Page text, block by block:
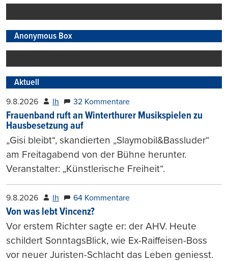
drucken
Anonymous Box
Aktuell
9.8.2026 lh 32 Kommentare
Frauenband ruft an Winterthurer Musikspielen zu
Hausbesetzung auf
„Gisi bleibt“, skandierten „Slaymobil&Bassluder“
am Freitagabend von der Bühne herunter.
Veranstalter: „Künstlerische Freiheit“.
9.8.2026 lh 64 Kommentare
Von was lebt Vincenz?
Vor erstem Richter sagte er: der AHV. Heute
schildert SonntagsBlick, wie Ex-Raiffeisen-Boss
vor neuer Juristen-Schlacht das Leben geniesst.